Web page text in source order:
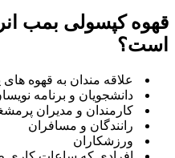
قهوه کپسولی بمب
است؟
علاقه مندان به قهوه های
دانشجویان و برنامه
کارمندان و مدیران
رانندگان و مسافران
ورزشکاران